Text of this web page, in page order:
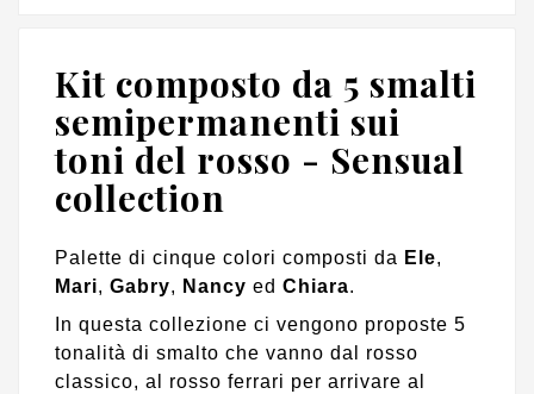
Kit composto da 5 smalti
semipermanenti sui
toni del rosso - Sensual
collection
Palette di cinque colori composti da Ele,
Mari, Gabry, Nancy ed Chiara.
In questa collezione ci vengono proposte 5
tonalità di smalto che vanno dal rosso
classico, al rosso ferrari per arrivare al